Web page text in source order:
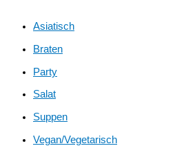
Asiatisch
Braten
Party
Salat
Suppen
Vegan/Vegetarisch